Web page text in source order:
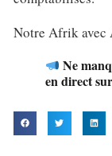
Notre Afrik avec
Ne
en direct